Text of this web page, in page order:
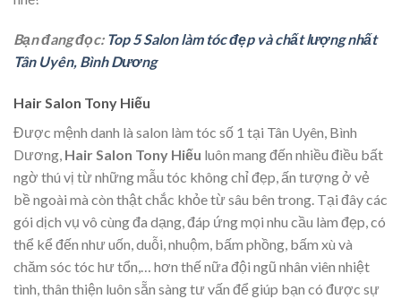
Bạn đang đọc: Top 5 Salon làm tóc đẹp và chất lượng nhất
Tân Uyên, Bình Dương
Hair Salon Tony Hiếu
Được mệnh danh là salon làm tóc số 1 tại Tân Uyên, Bình
Dương, Hair Salon Tony Hiếu luôn mang đến nhiều điều bất
ngờ thú vị từ những mẫu tóc không chỉ đẹp, ấn tượng ở vẻ
bề ngoài mà còn thật chắc khỏe từ sâu bên trong. Tại đây các
gói dịch vụ vô cùng đa dạng, đáp ứng mọi nhu cầu làm đẹp, có
thể kể đến như uốn, duỗi, nhuộm, bấm phồng, bấm xù và
chăm sóc tóc hư tổn,… hơn thế nữa đội ngũ nhân viên nhiệt
tình, thân thiện luôn sẵn sàng tư vấn để giúp bạn có được sự